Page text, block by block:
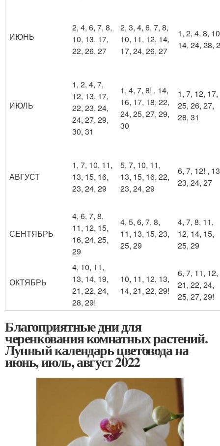
ИЮНЬ
2, 4, 6, 7, 8,
10, 13, 17,
22, 26, 27
2, 3, 4, 6, 7, 8,
10, 11, 12, 14,
17, 24, 26, 27
1, 2, 4, 8,
14, 24, 28,
ИЮЛЬ
1, 2, 4, 7,
12, 13, 17,
22, 23, 24,
24, 27, 29,
30, 31
1, 4, 7, 8! , 14,
16, 17, 18, 22,
24, 25, 27, 29,
30
1, 7, 12, 17,
25, 26, 27,
28, 31
АВГУСТ
1, 7, 10, 11,
13, 15, 16,
23, 24, 29
5, 7, 10, 11,
13, 15, 16, 22,
23, 24, 29
6, 7, 12! ,
23, 24, 27
СЕНТЯБРЬ
4, 6, 7, 8,
11, 12, 15,
16, 24, 25,
29
4, 5, 6, 7, 8,
11, 13, 15, 23,
25, 29
4, 7, 8, 11,
12, 14, 15,
25, 29
ОКТЯБРЬ
4, 10, 11,
13, 14, 19,
21, 22, 24,
28, 29!
10, 11, 12, 13,
14, 21, 22, 29!
6, 7, 11, 12,
21, 22, 24,
25, 27, 29!
Благоприятные дни для
черенкования комнатных растений.
Лунный календарь цветовода на
июнь, июль, август 2022